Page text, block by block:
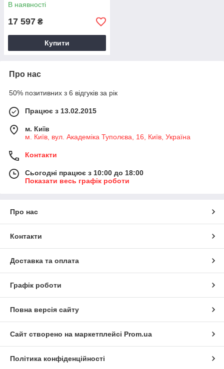
В наявності
17 597 ₴
Купити
Про нас
50% позитивних з 6 відгуків за рік
Працює з 13.02.2015
м. Київ
м. Київ, вул. Академіка Туполєва, 16, Київ, Україна
Контакти
Сьогодні працює з 10:00 до 18:00
Показати весь графік роботи
Про нас
Контакти
Доставка та оплата
Графік роботи
Повна версія сайту
Сайт створено на маркетплейсі Prom.ua
Політика конфіденційності